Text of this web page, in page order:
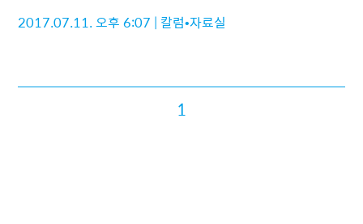
2017.07.11. 오후 6:07 | 칼럼•자료실
1